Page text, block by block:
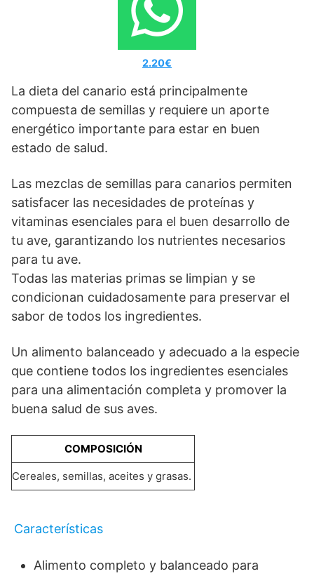
2.20€
La dieta del canario está principalmente
compuesta de semillas y requiere un aporte
energético importante para estar en buen
estado de salud.
Las mezclas de semillas para canarios permiten
satisfacer las necesidades de proteínas y
vitaminas esenciales para el buen desarrollo de
tu ave, garantizando los nutrientes necesarios
para tu ave.
Todas las materias primas se limpian y se
condicionan cuidadosamente para preservar el
sabor de todos los ingredientes.
Un alimento balanceado y adecuado a la especie
que contiene todos los ingredientes esenciales
para una alimentación completa y promover la
buena salud de sus aves.
COMPOSICIÓN
Cereales, semillas, aceites y grasas.
Características
Alimento completo y balanceado para